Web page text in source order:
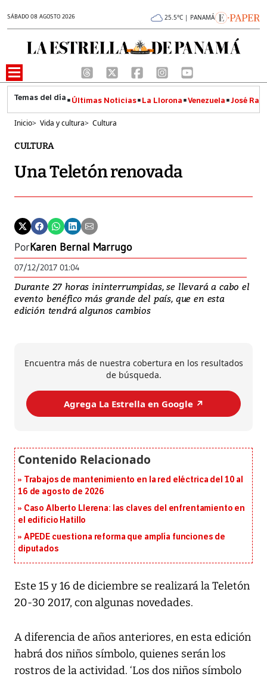
SÁBADO 08 AGOSTO 2026 25.5°C | PANAMÁ
Últimas Noticias La Llorona Venezuela José
Inicio> Vida y cultura> Cultura
CULTURA
Una Teletón renovada
PorKaren Bernal Marrugo
07/12/2017 01:04
Durante 27 horas ininterrumpidas, se llevará a cabo el
evento benéfico más grande del país, que en esta
edición tendrá algunos cambios
Encuentra más de nuestra cobertura en los resultados
de búsqueda.
Agrega La Estrella en Google ↗️
Trabajos de mantenimiento en la red eléctrica del 10 al
16 de agosto de 2026
Caso Alberto Llerena: las claves del enfrentamiento en
el edificio Hatillo
APEDE cuestiona reforma que amplía funciones de
diputados
Este 15 y 16 de diciembre se realizará la Teletón
20-30 2017, con algunas novedades.
A diferencia de años anteriores, en esta edición
habrá dos niños símbolo, quienes serán los
rostros de la actividad. ‘Los dos niños símbolo